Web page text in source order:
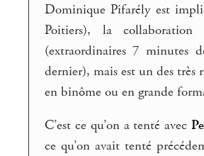
Dominique Pifarély est
Poitiers), la collaboration
(extraordinaires 7 minutes
dernier), mais est un des très
en binôme ou en grande
C’est ce qu’on a tenté avec
ce qu’on avait tenté